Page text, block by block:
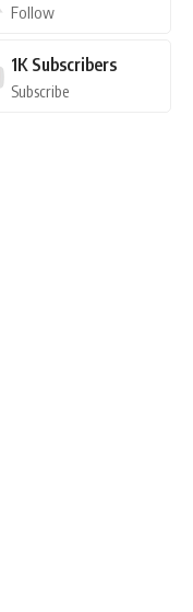
Follow
1K Subscribers
Subscribe